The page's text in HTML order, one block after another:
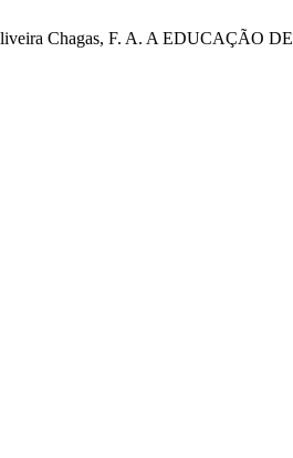
Chagas, F. A. A EDUCAÇÃO